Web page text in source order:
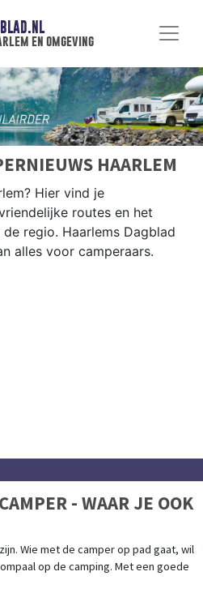
en omgeving
HAARLEM
Hier vind je
routes en het
regio. Haarlems Dagblad
alles voor camperaars.
- WAAR JE OOK
Wie met de camper op pad gaat, wil
op de camping. Met een goede